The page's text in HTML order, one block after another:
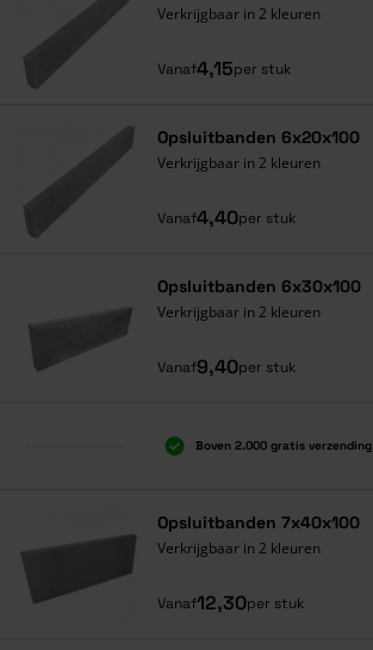
Verkrijgbaar in 2 kleuren
Vanaf4,15per stuk
Opsluitbanden 6x20x100
Verkrijgbaar in 2 kleuren
Vanaf4,40per stuk
Opsluitbanden 6x30x100
Verkrijgbaar in 2 kleuren
Vanaf9,40per stuk
Boven 2.000 gratis verzending
Opsluitbanden 7x40x100
Verkrijgbaar in 2 kleuren
Vanaf12,30per stuk